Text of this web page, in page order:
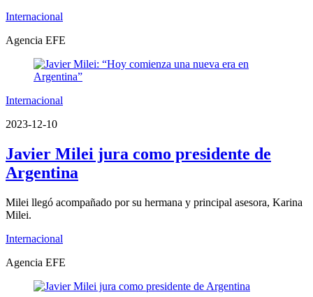
Internacional
Agencia EFE
Internacional
2023-12-10
Javier Milei jura como presidente de
Argentina
Milei llegó acompañado por su hermana y principal asesora, Karina
Milei.
Internacional
Agencia EFE